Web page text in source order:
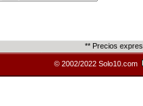
** Precios
© 2002/2022 Solo10.com